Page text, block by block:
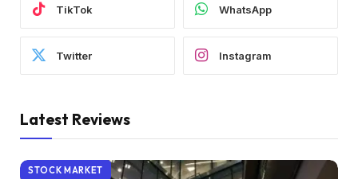
TikTok WhatsApp
Twitter Instagram
Latest Reviews
STOCK MARKET